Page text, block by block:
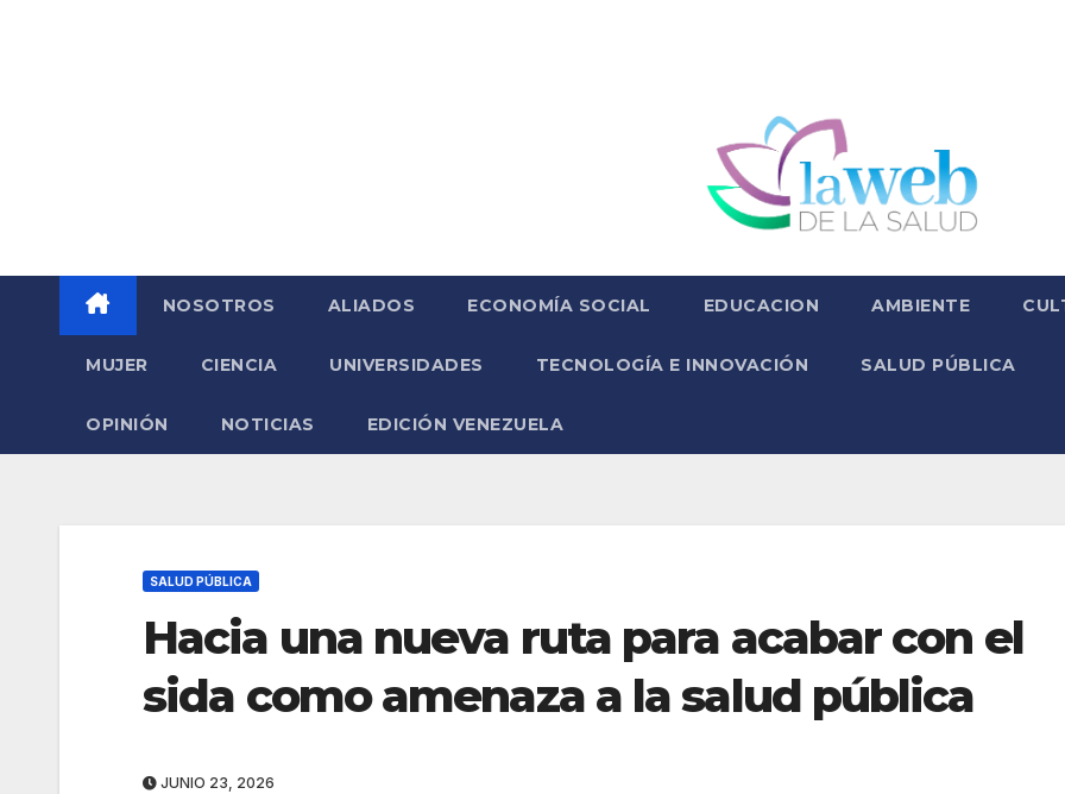
NOSOTROS ALIADOS ECONOMÍA SOCIAL EDUCACION AMBIENTE
MUJER CIENCIA UNIVERSIDADES TECNOLOGÍA E INNOVACIÓN SALUD PÚBLICA
OPINIÓN NOTICIAS EDICIÓN VENEZUELA
SALUD PÚBLICA
Hacia una nueva ruta para acabar con el
sida como amenaza a la salud pública
JUNIO 23, 2026